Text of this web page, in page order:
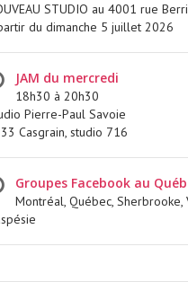
STUDIO au 4001 rue
du dimanche 5 juillet 2026
JAM du mercredi
18h30 à 20h30
Pierre-Paul Savoie
Casgrain, studio 716
Groupes Facebook au
Montréal, Québec, Sherbrooke,